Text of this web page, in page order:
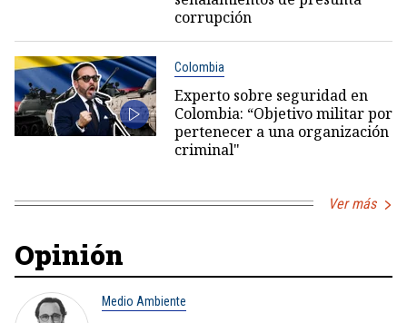
corrupción
Colombia
Experto sobre seguridad en
Colombia: “Objetivo militar por
pertenecer a una organización
criminal"
Ver más
Opinión
Medio Ambiente